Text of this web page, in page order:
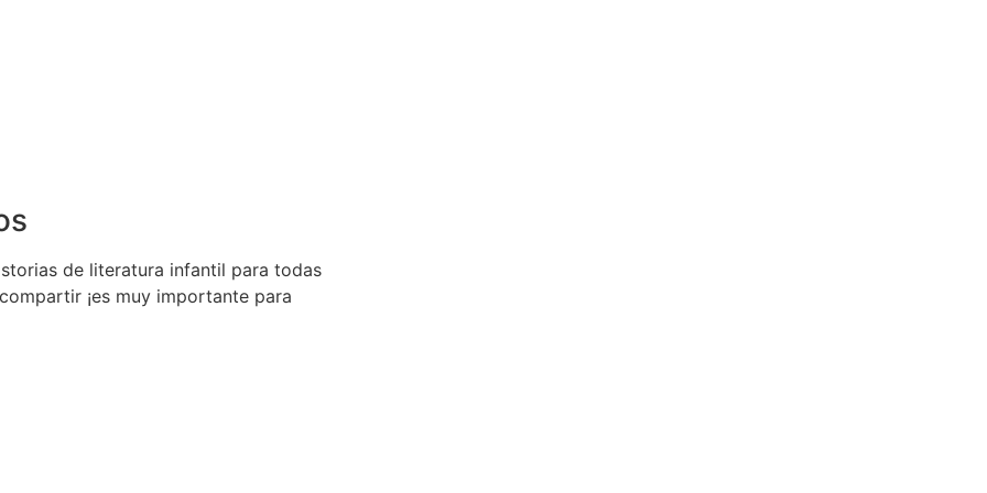
de literatura infantil para todas
¡es muy importante para